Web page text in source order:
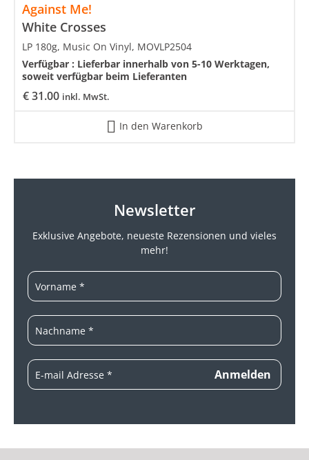
Against Me!
White Crosses
€31.00 inkl. MwSt.
LP 180g, Music On Vinyl, MOVLP2504
Verfügbar : Lieferbar innerhalb von 5-10 Werktagen,
soweit verfügbar beim Lieferanten
In den Warenkorb
Newsletter
Exklusive Angebote, neueste Rezensionen und vieles
mehr!